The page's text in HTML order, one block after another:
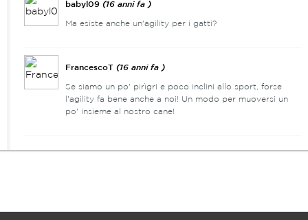
babyl09 (16 anni fa )
Ma esiste anche un'agility per i gatti?
FrancescoT (16 anni fa )
Se siamo un po' pirìgri e poco inclini allo sport, forse
l'agility fa bene anche a noi! Un modo per muoversi un
po' insieme al nostro cane!